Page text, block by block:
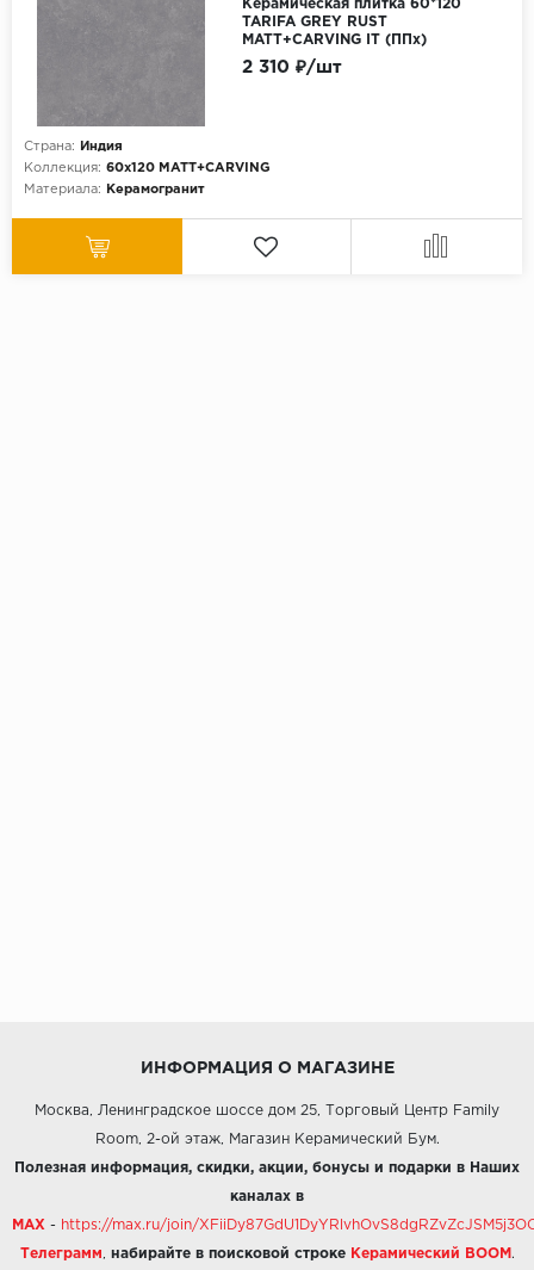
Керамическая плитка 60*120
TARIFA GREY RUST
MATT+CARVING IT (ППх)
Страна:
Индия
Коллекция: 60x120 MATT+CARVING
Материала:
Керамогранит
2 310 ₽/шт
ИНФОРМАЦИЯ О МАГАЗИНЕ
Москва, Ленинградское шоссе дом 25, Торговый Центр Family
Room, 2-ой этаж, Магазин Керамический Бум.
Полезная информация, скидки, акции, бонусы и подарки в Наших
каналах в
MAX - https://max.ru/join/
Телеграмм набирайте в поисковой строке Керамический BOOM .